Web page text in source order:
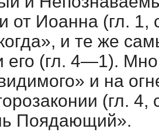
от Иоанна (гл. 1,
и те же
его (гл. 4—1).
и на
(гл. 4,
Поядающий».